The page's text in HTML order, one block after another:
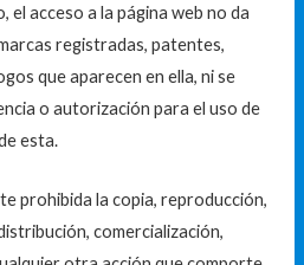
acceso a la página web no da
registradas, patentes,
que aparecen en ella, ni se
o autorización para el uso de
esta.
prohibida la copia, reproducción,
comercialización,